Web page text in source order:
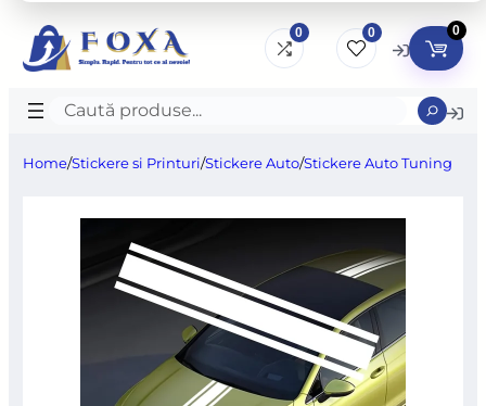
0 0 0
Caută
Home/Stickere si Printuri/Stickere Auto/Stickere Auto Tuning